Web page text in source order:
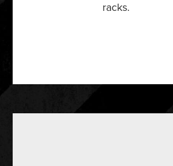
racks.